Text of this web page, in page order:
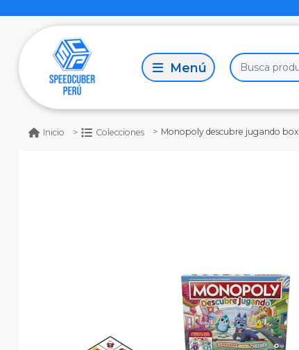
Inicio Colecciones Monopoly descubre jugando box